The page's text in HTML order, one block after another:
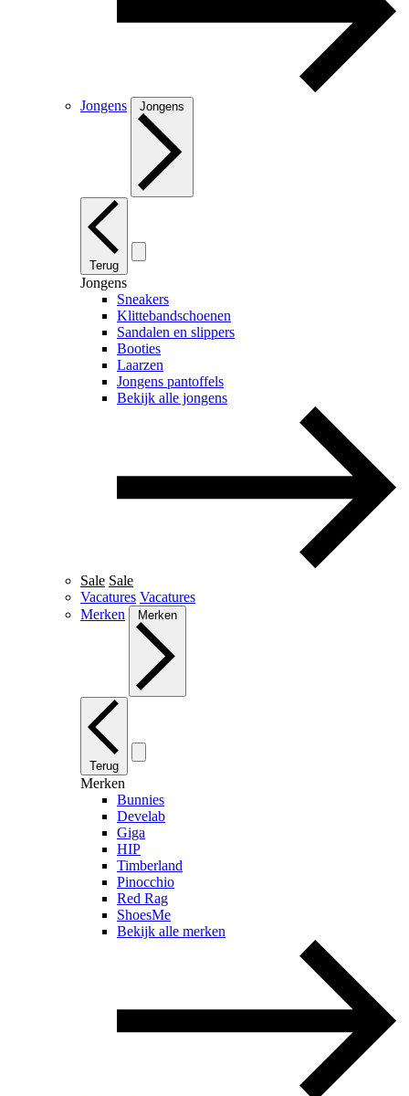
Jongens Jongens
Terug
Jongens
Sneakers
Klittebandschoenen
Sandalen en slippers
Booties
Laarzen
Jongens pantoffels
Bekijk alle jongens
Sale Sale
Vacatures Vacatures
Merken
Merken
Terug
Merken
Bunnies
Develab
Giga
HIP
Timberland
Pinocchio
Red Rag
ShoesMe
Bekijk alle merken